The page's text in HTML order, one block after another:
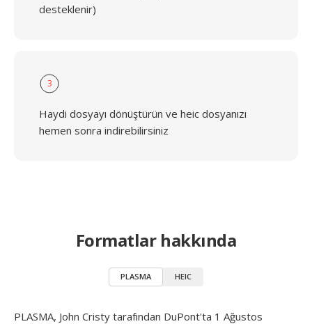
desteklenir)
3
Haydi dosyayı dönüştürün ve heic dosyanızı
hemen sonra indirebilirsiniz
Formatlar hakkında
PLASMA HEIC
PLASMA, John Cristy tarafından DuPont'ta 1 Ağustos